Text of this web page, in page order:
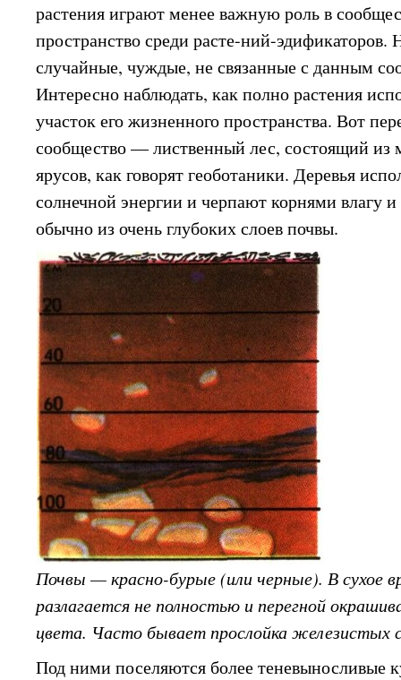
растения играют менее важную роль в
пространство среди расте-ний-
случайные, чуждые, не связанные с данным
Интересно наблюдать, как полно растения
участок его жизненного пространства. Вот
сообщество — лиственный лес, состоящий из
ярусов, как говорят геоботаники. Деревья
солнечной энергии и черпают корнями влагу
обычно из очень глубоких слоев почвы.
Почвы — красно-бурые (или черные). В сухое
разлагается не полностью и перегной
цвета. Часто бывает прослойка железистых
Под ними поселяются более теневыносливые